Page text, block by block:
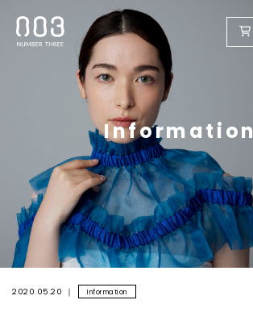
Information
2020.05.20 Information
TOP
PRODUCTS
WELLBEING REPORT
FOR SALON